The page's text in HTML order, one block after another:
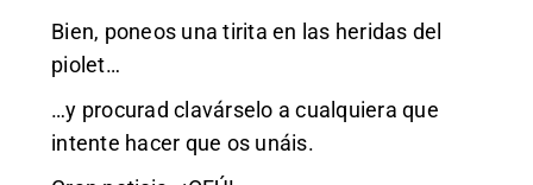
Bien, poneos una tirita en las heridas del
piolet…
…y procurad clavárselo a cualquiera que
intente hacer que os unáis.